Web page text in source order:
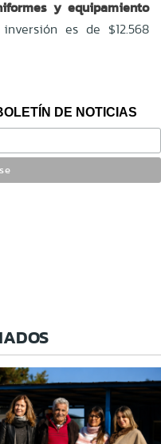
y equipamiento
es de $12.568
DE NOTICIAS